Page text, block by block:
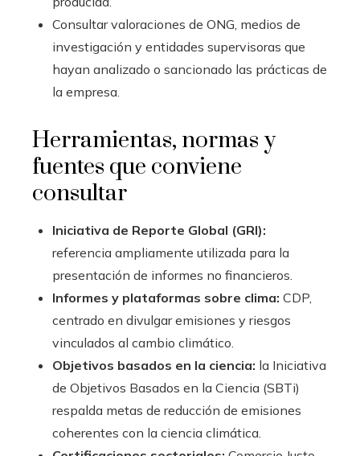
Consultar valoraciones de ONG, medios de
investigación y entidades supervisoras que
hayan analizado o sancionado las prácticas de
la empresa.
Herramientas, normas y
fuentes que conviene
consultar
Iniciativa de Reporte Global (GRI):
referencia ampliamente utilizada para la
presentación de informes no financieros.
Informes y plataformas sobre clima: CDP,
centrado en divulgar emisiones y riesgos
vinculados al cambio climático.
Objetivos basados en la ciencia: la Iniciativa
de Objetivos Basados en la Ciencia (SBTi)
respalda metas de reducción de emisiones
coherentes con la ciencia climática.